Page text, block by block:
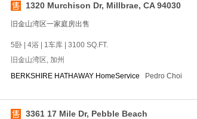
1320 Murchison Dr, Millbrae, CA 94030
旧金山湾区一家庭房出售
5卧 | 4浴 | 1车库 | 3100 SQ.FT.
旧金山湾区, 加州
BERKSHIRE HATHAWAY HomeService
Pedro Choi
3361 17 Mile Dr, Pebble Beach